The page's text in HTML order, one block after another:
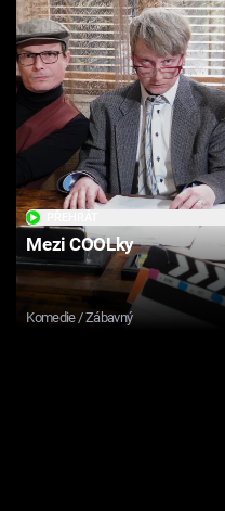
Mezi COOLky
Komedie / Zábavný